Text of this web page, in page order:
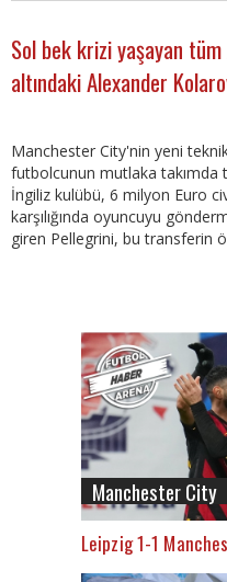
Sol bek krizi yaşayan
altındaki Alexander
Manchester City'nin yeni
futbolcunun mutlaka takımda
İngiliz kulübü, 6 milyon Euro
karşılığında oyuncuyu
giren Pellegrini, bu transferin
Manchester City
Leipzig 1-1